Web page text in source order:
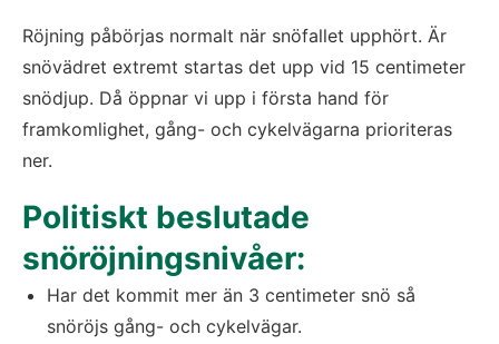
Röjning påbörjas normalt när snöfallet upphört. Är
snövädret extremt startas det upp vid 15 centimeter
snödjup. Då öppnar vi upp i första hand för
framkomlighet, gång- och cykelvägarna prioriteras
ner.
Politiskt beslutade
snöröjningsnivåer:
Har det kommit mer än 3 centimeter snö så
snöröjs gång- och cykelvägar.